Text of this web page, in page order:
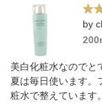
by
美白化粧水なのでと
夏は毎日使います。
粧水で整えています。